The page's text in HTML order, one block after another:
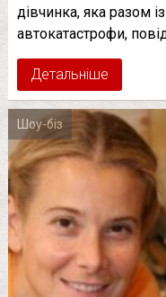
дівчинка, яка разом
автокатастрофи,
Детальніше
Шоу-біз